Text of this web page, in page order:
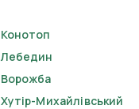
Конотоп
Лебедин
Ворожба
Хутір-Михайлівський